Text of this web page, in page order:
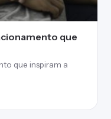
que
que inspiram a